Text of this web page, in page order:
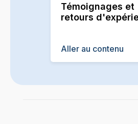
Témoignages et
retours
Aller au contenu